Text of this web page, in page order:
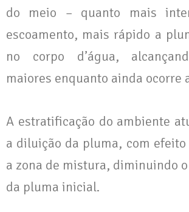
do meio – quanto mais
escoamento, mais rápido a
no corpo d’água,
maiores enquanto ainda ocorre
A estratificação do ambiente
a diluição da pluma, com
a zona de mistura, diminuindo
da pluma inicial.